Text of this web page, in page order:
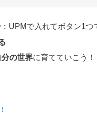
：UPMで入れてボタン1つ
分の世界に育てていこう！